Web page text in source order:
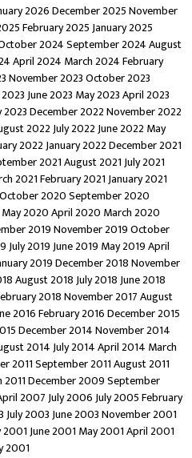
2026December 2025November
February 2025January 2025
2024September 2024August
April 2024 March 2024February
November 2023October 2023
June 2023 May 2023April 2023
2023December 2022November 2022
2022July 2022June 2022 May
2022January 2022December 2021
2021August 2021July 2021
2021February 2021January 2021
October 2020September 2020
May 2020April 2020 March 2020
2019November 2019October
July 2019June 2019 May 2019April
2019December 2018November
August 2018July 2018June 2018
2018November 2017August
2016February 2016December 2015
December 2014November 2014
2014July 2014April 2014 March
2011September 2011August 2011
2011December 2009September
2007July 2006July 2005February
July 2003June 2003November 2001
2001June 2001 May 2001April 2001
2001